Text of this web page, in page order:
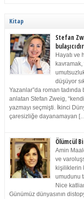
Kitap
Stefan
Hayatı ve
düşüyor
Yazanlar”da roman
anlatan Stefan Zweig,
yazmayı seçmişti. İkinci
çaresizliğe dayanamayan
Ölümcül
Amin
ve
kişiliklerin
umudunu
Nice
Günümüz dünyasının